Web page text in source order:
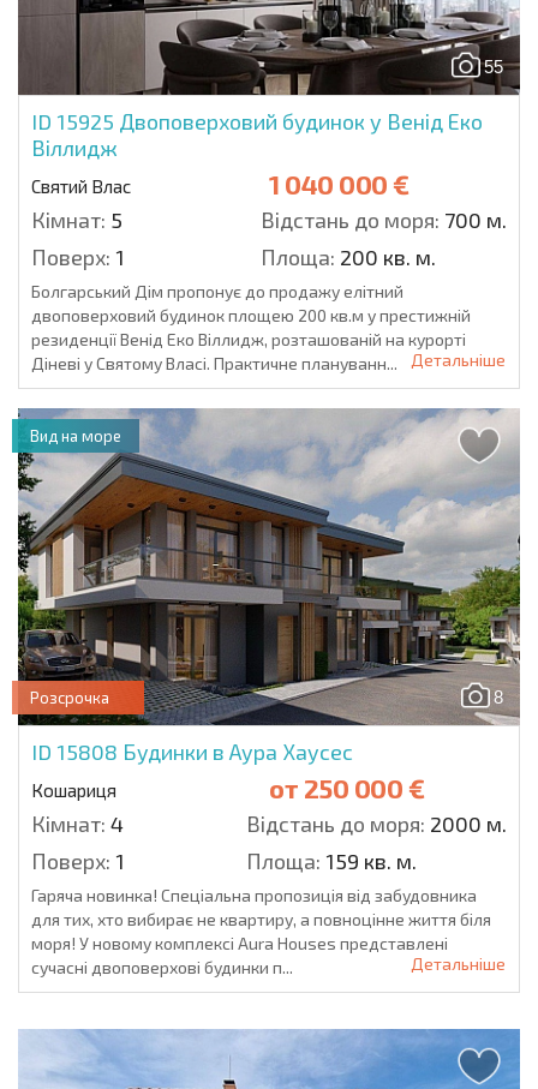
55
ID 15925 Двоповерховий будинок у Венід Еко
Віллидж
Святий Влас 1 040 000 €
Кімнат: 5 Відстань до моря: 700 м.
Поверх: 1 Площа: 200 кв. м.
Болгарський Дім пропонує до продажу елітний
двоповерховий будинок площею 200 кв.м у престижній
резиденції Венід Еко Віллидж, розташованій на курорті
Діневі у Святому Власі. Практичне плануванн...
Детальніше
8
Розсрочка
ID 15808 Будинки в Аура Хаусес
Кошариця от 250 000 €
Кімнат: 4 Відстань до моря: 2000 м.
Поверх: 1 Площа: 159 кв. м.
Вид на море
Гаряча новинка! Спеціальна пропозиція від забудовника
для тих, хто вибирає не квартиру, а повноцінне життя біля
моря! У новому комплексі Aura Houses представлені
сучасні двоповерхові будинки п...
Детальніше